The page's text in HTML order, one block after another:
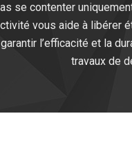
se contenter
vous aide à libérer
l’efficacité et la
travaux de